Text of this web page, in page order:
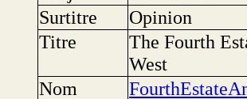
Surtitre
Opinion
Titre
The Fourth
West
Nom